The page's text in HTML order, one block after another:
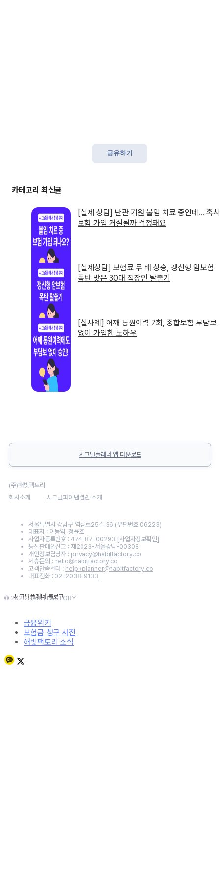
공유하기
[실제 상담] 난관 기원 불임 치료 중인데… 혹시
보험 가입 거절될까 걱정돼요
[실제상담] 보험료 두 배 상승, 갱신형 암보험
폭탄 맞은 30대 직장인 탈출기
[실사례] 어깨 통원이력 7회, 종합보험 부담보
없이 가입한 노하우
시그널플래너 앱 다운로드
(주)해빗팩토리
회사소개
시그널파이낸셜랩 소개
서울특별시 강남구 역삼로25길 36 (우편번호 06223)
대표자 : 이동익, 정윤호
사업자등록번호 : 474-87-00293 [사업자정보확인]
통신판매업신고 : 제2023-서울강남-00308
개인정보담당자 : privacy@habitfactory.co
제휴문의 : hello@habitfactory.co
고객만족센터 : help+planner@habitfactory.co
대표전화 : 02-2038-9133
© 2020 HABITFACTORY
금융위키
보험금 청구 사전
해빗팩토리 소식